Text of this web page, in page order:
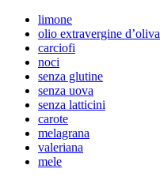
limone
olio extravergine d’oliva
carciofi
noci
senza glutine
senza uova
senza latticini
carote
melagrana
valeriana
mele